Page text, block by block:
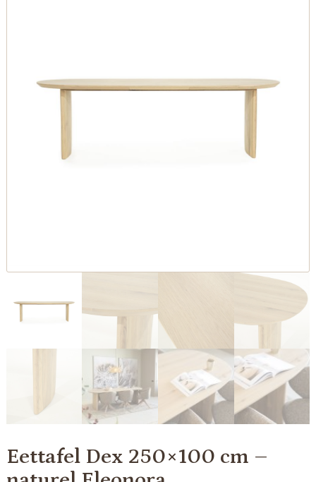
Eettafel Dex 250×100 cm –